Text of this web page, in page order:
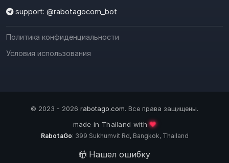
support: @rabotagocom_bot
Политика конфиденциальности
Условия использования
© 2023 - 2026 rabotago.com. Все права защищены.
made in Thailand with❤️
RabotaGo: 399 Sukhumvit Rd, Bangkok, Thailand
Нашел ошибку